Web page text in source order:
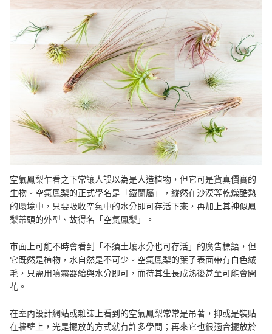
空氣鳳梨的養育方法
專家解惑！選購空氣鳳梨的常見問題
Q：能做什麼幫助空氣鳳梨開花？
Q：空氣鳳梨的平均壽命不長？
Q：空氣鳳梨也能種到土裡嗎？
以多肉植物輕鬆妝點家中
總結
空氣鳳梨乍看之下常讓人誤以為是人造植物，但它可是貨真價實的
生物。空氣鳳梨的正式學名是「鐵蘭屬」，縱然在沙漠等乾燥酷熱
的環境中，只要吸收空氣中的水分即可存活下來，再加上其神似鳳
梨蒂頭的外型、故得名「空氣鳳梨」。
市面上可能不時會看到「不須土壤水分也可存活」的廣告標語，但
它既然是植物，水自然是不可少。空氣鳳梨的葉子表面帶有白色絨
毛，只需用噴霧器給與水分即可，而待其生長成熟後甚至可能會開
花。
在室內設計網站或雜誌上看到的空氣鳳梨常常是吊著，抑或是裝貼
在牆壁上，光是擺放的方式就有許多學問；再來它也很適合擺放於